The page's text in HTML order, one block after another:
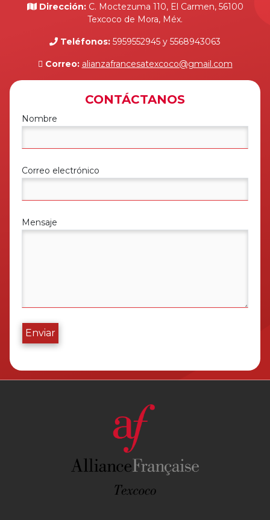
Dirección: C. Moctezuma 110, El Carmen, 56100
Texcoco de Mora, Méx.
Teléfonos: 5959552945 y 5568943063
Correo: alianzafrancesatexcoco@gmail.com
CONTÁCTANOS
Nombre
Correo electrónico
Mensaje
Enviar